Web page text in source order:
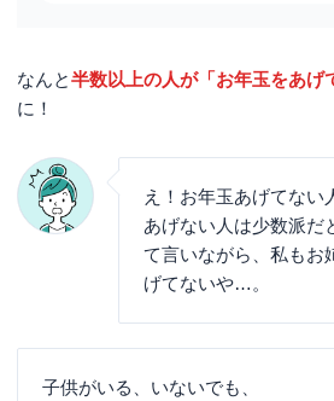
なんと半数以上の人が「お年玉をあげ
に！
え！お年玉あげてない
あげない人は少数派だ
て言いながら、私もお
げてないや…。
子供がいる、いないでも、